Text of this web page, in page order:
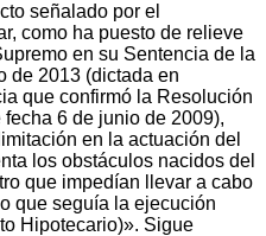
señalado por el
como ha puesto de relieve
en su Sentencia de la
de 2013 (dictada en
que confirmó la Resolución
6 de junio de 2009),
en la actuación del
los obstáculos nacidos del
que impedían llevar a cabo
que seguía la ejecución
Hipotecario)». Sigue